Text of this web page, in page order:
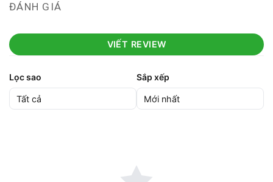
ĐÁNH GIÁ
VIẾT REVIEW
Lọc sao Sắp xếp